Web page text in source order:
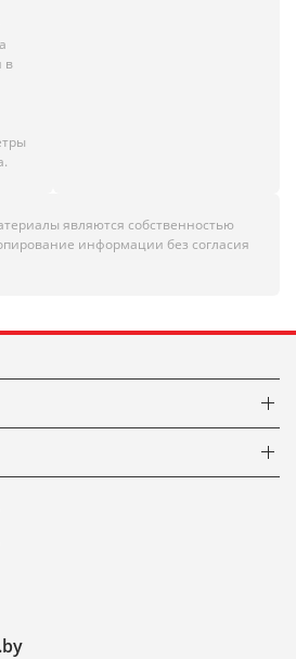
в
являются собственностью
информации без согласия